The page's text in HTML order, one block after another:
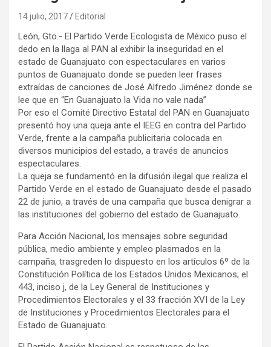
14 julio, 2017 Editorial
León, Gto.- El Partido Verde Ecologista de México puso el
dedo en la llaga al PAN al exhibir la inseguridad en el
estado de Guanajuato con espectaculares en varios
puntos de Guanajuato donde se pueden leer frases
extraídas de canciones de José Alfredo Jiménez donde se
lee que en “En Guanajuato la Vida no vale nada”
Por eso el Comité Directivo Estatal del PAN en Guanajuato
presentó hoy una queja ante el IEEG en contra del Partido
Verde, frente a la campaña publicitaria colocada en
diversos municipios del estado, a través de anuncios
espectaculares.
La queja se fundamentó en la difusión ilegal que realiza el
Partido Verde en el estado de Guanajuato desde el pasado
22 de junio, a través de una campaña que busca denigrar a
las instituciones del gobierno del estado de Guanajuato.
Para Acción Nacional, los mensajes sobre seguridad
pública, medio ambiente y empleo plasmados en la
campaña, trasgreden lo dispuesto en los artículos 6º de la
Constitución Política de los Estados Unidos Mexicanos; el
443, inciso j, de la Ley General de Instituciones y
Procedimientos Electorales y el 33 fracción XVI de la Ley
de Instituciones y Procedimientos Electorales para el
Estado de Guanajuato.